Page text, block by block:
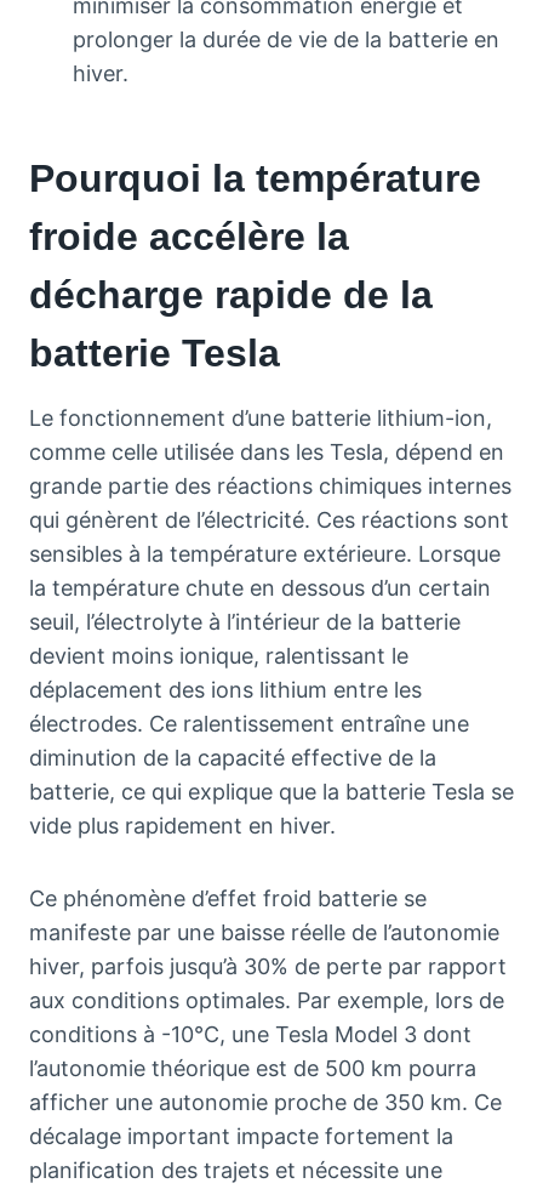
minimiser la consommation énergie et
prolonger la durée de vie de la batterie en
hiver.
Pourquoi la température
froide accélère la
décharge rapide de la
batterie Tesla
Le fonctionnement d’une batterie lithium-ion,
comme celle utilisée dans les Tesla, dépend en
grande partie des réactions chimiques internes
qui génèrent de l’électricité. Ces réactions sont
sensibles à la température extérieure. Lorsque
la température chute en dessous d’un certain
seuil, l’électrolyte à l’intérieur de la batterie
devient moins ionique, ralentissant le
déplacement des ions lithium entre les
électrodes. Ce ralentissement entraîne une
diminution de la capacité effective de la
batterie, ce qui explique que la batterie Tesla se
vide plus rapidement en hiver.
Ce phénomène d’effet froid batterie se
manifeste par une baisse réelle de l’autonomie
hiver, parfois jusqu’à 30% de perte par rapport
aux conditions optimales. Par exemple, lors de
conditions à -10°C, une Tesla Model 3 dont
l’autonomie théorique est de 500 km pourra
afficher une autonomie proche de 350 km. Ce
décalage important impacte fortement la
planification des trajets et nécessite une